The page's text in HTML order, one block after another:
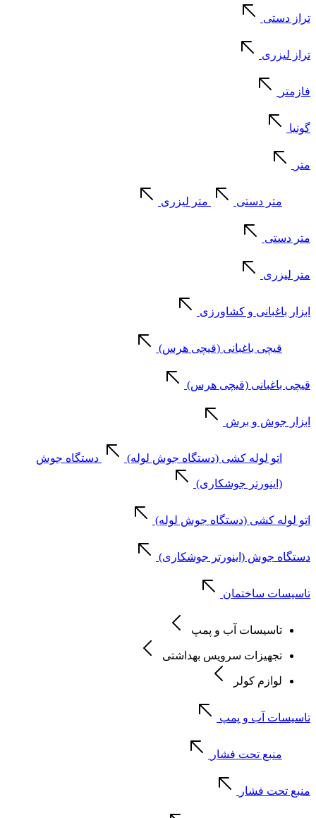
تراز دستی
تراز لیزری
فازمتر
گونیا
متر
متر دستی متر لیزری
متر دستی
متر لیزری
ابزار باغبانی و کشاورزی
قیچی باغبانی (قیچی هرس)
قیچی باغبانی (قیچی هرس)
ابزار جوش و برش
اتو لوله کشی (دستگاه جوش لوله) دستگاه جوش
(اینورتر جوشکاری)
اتو لوله کشی (دستگاه جوش لوله)
دستگاه جوش (اینورتر جوشکاری)
تاسیسات ساختمان
تاسیسات آب و پمپ
تجهیزات سرویس بهداشتی
لوازم کولر
تاسیسات آب و پمپ
منبع تحت فشار
منبع تحت فشار